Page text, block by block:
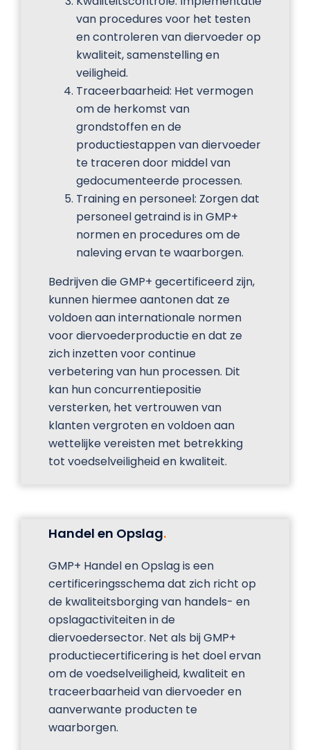
van procedures voor het testen
en controleren van diervoeder op
kwaliteit, samenstelling en
veiligheid.
Traceerbaarheid: Het vermogen
om de herkomst van
grondstoffen en de
productiestappen van diervoeder
te traceren door middel van
gedocumenteerde processen.
Training en personeel: Zorgen dat
personeel getraind is in GMP+
normen en procedures om de
naleving ervan te waarborgen.
Bedrijven die GMP+ gecertificeerd zijn,
kunnen hiermee aantonen dat ze
voldoen aan internationale normen
voor diervoederproductie en dat ze
zich inzetten voor continue
verbetering van hun processen. Dit
kan hun concurrentiepositie
versterken, het vertrouwen van
klanten vergroten en voldoen aan
wettelijke vereisten met betrekking
tot voedselveiligheid en kwaliteit.
Handel en Opslag.
GMP+ Handel en Opslag is een
certificeringsschema dat zich richt op
de kwaliteitsborging van handels- en
opslagactiviteiten in de
diervoedersector. Net als bij GMP+
productiecertificering is het doel ervan
om de voedselveiligheid, kwaliteit en
traceerbaarheid van diervoeder en
aanverwante producten te
waarborgen.